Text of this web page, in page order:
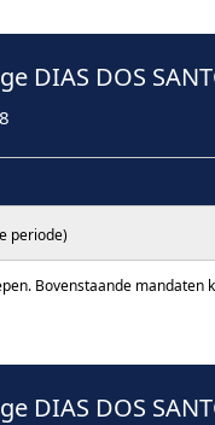
DIAS DOS
periode)
Bovenstaande
DIAS DOS